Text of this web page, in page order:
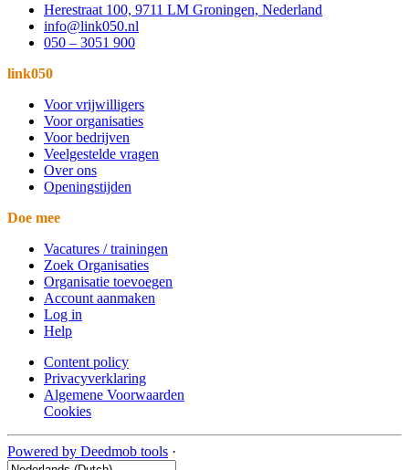
Herestraat 100, 9711 LM Groningen, Nederland
info@link050.nl
050 – 3051 900
link050
Voor vrijwilligers
Voor organisaties
Voor bedrijven
Veelgestelde vragen
Over ons
Openingstijden
Doe mee
Vacatures / trainingen
Zoek Organisaties
Organisatie toevoegen
Account aanmaken
Log in
Help
Content policy
Privacyverklaring
Algemene Voorwaarden
Cookies
Powered by Deedmob tools ·